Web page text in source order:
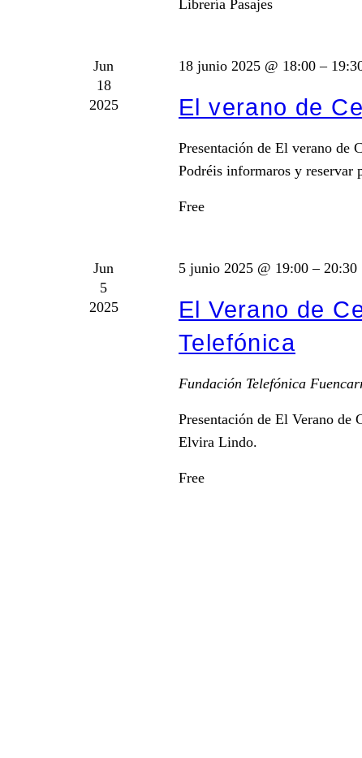
Librería Pasajes
Jun
18
2025
18 junio 2025 @ 18:00–
El verano de
Presentación de El verano de
Podréis informaros y
Free
Jun
5
2025
5 junio 2025 @ 19:00– 20:30
El Verano de
Telefónica
Fundación Telefónica
Presentación de El Verano de
Elvira Lindo.
Free